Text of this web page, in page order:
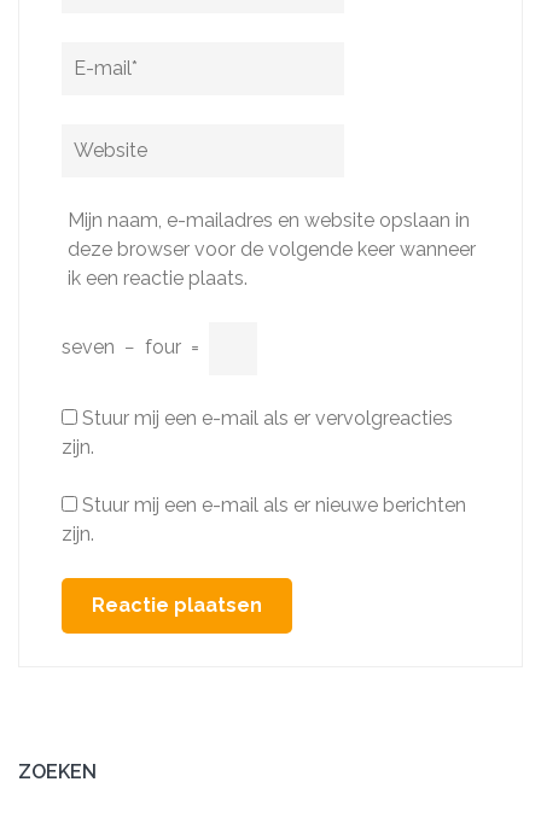
E-
Website
Mijn naam, e-mailadres en website opslaan in
deze browser voor de volgende keer wanneer
ik een reactie plaats.
seven − four =
Stuur mij een e-mail als er vervolgreacties
zijn.
Stuur mij een e-mail als er nieuwe berichten
zijn.
ZOEKEN